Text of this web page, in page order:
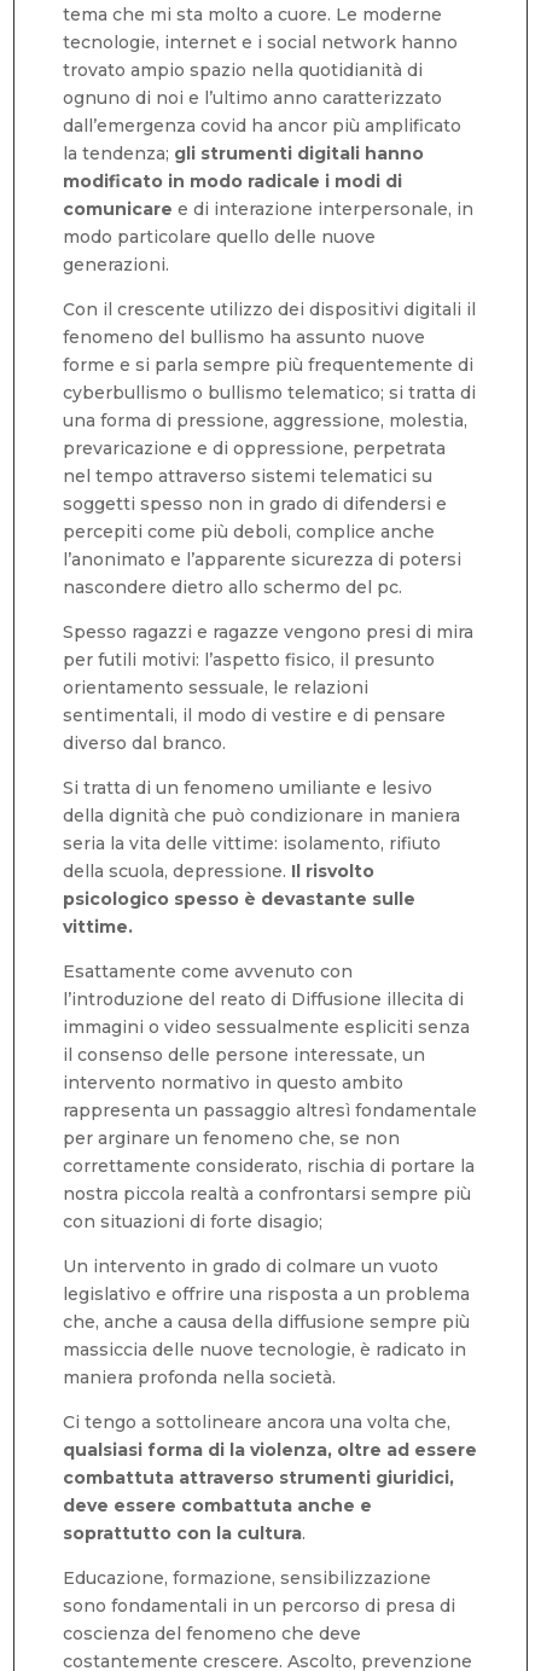
tema che mi sta molto a cuore. Le moderne
tecnologie, internet e i social network hanno
trovato ampio spazio nella quotidianità di
ognuno di noi e l’ultimo anno caratterizzato
dall’emergenza covid ha ancor più amplificato
la tendenza; gli strumenti digitali hanno
modificato in modo radicale i modi di
comunicare e di interazione interpersonale, in
modo particolare quello delle nuove
generazioni.
Con il crescente utilizzo dei dispositivi digitali il
fenomeno del bullismo ha assunto nuove
forme e si parla sempre più frequentemente di
cyberbullismo o bullismo telematico; si tratta di
una forma di pressione, aggressione, molestia,
prevaricazione e di oppressione, perpetrata
nel tempo attraverso sistemi telematici su
soggetti spesso non in grado di difendersi e
percepiti come più deboli, complice anche
l’anonimato e l’apparente sicurezza di potersi
nascondere dietro allo schermo del pc.
Spesso ragazzi e ragazze vengono presi di mira
per futili motivi: l’aspetto fisico, il presunto
orientamento sessuale, le relazioni
sentimentali, il modo di vestire e di pensare
diverso dal branco.
Si tratta di un fenomeno umiliante e lesivo
della dignità che può condizionare in maniera
seria la vita delle vittime: isolamento, rifiuto
della scuola, depressione. Il risvolto
psicologico spesso è devastante sulle
vittime.
Esattamente come avvenuto con
l’introduzione del reato di Diffusione illecita di
immagini o video sessualmente espliciti senza
il consenso delle persone interessate, un
intervento normativo in questo ambito
rappresenta un passaggio altresì fondamentale
per arginare un fenomeno che, se non
correttamente considerato, rischia di portare la
nostra piccola realtà a confrontarsi sempre più
con situazioni di forte disagio;
Un intervento in grado di colmare un vuoto
legislativo e offrire una risposta a un problema
che, anche a causa della diffusione sempre più
massiccia delle nuove tecnologie, è radicato in
maniera profonda nella società.
Ci tengo a sottolineare ancora una volta che,
qualsiasi forma di la violenza, oltre ad essere
combattuta attraverso strumenti giuridici,
deve essere combattuta anche e
soprattutto con la cultura.
Educazione, formazione, sensibilizzazione
sono fondamentali in un percorso di presa di
coscienza del fenomeno che deve
costantemente crescere. Ascolto, prevenzione